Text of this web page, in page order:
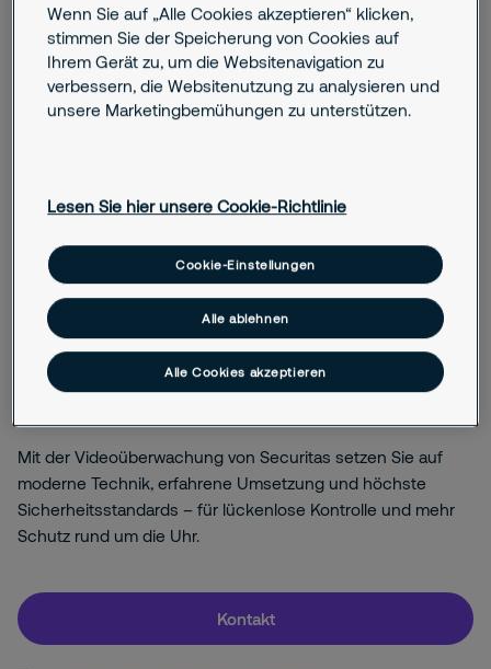
Planung, Installation, Betrieb, Wartung und
Service
Zertifizierte Expertise
VdS-anerkannter Facherrichter für Video-,
Aufschaltung auf unserezertifizierten Notruf-
Einfache Nachrüstung
Bestehende Technik problemlos integrierbar
Individuelle Beratung
Risikoanalyse und bedarfsgerechte
Mit der Videoüberwachung von Securitas setzen Sie auf
moderne Technik, erfahrene Umsetzung und höchste
Sicherheitsstandards – für lückenlose Kontrolle und mehr
Schutz rund um die Uhr.
Kontakt
Wenn Sie auf „Alle Cookies akzeptieren“ klicken,
stimmen Sie der Speicherung von Cookies auf
Ihrem Gerät zu, um die Websitenavigation zu
verbessern, die Websitenutzung zu analysieren und
unsere Marketingbemühungen zu unterstützen.
Lesen Sie hier unsere Cookie-Richtlinie
Cookie-Einstellungen
Alle ablehnen
Alle Cookies akzeptieren